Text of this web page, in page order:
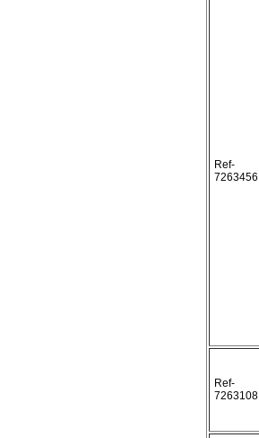
Ref-
7263456
Ref-
7263108